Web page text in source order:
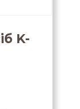
K-